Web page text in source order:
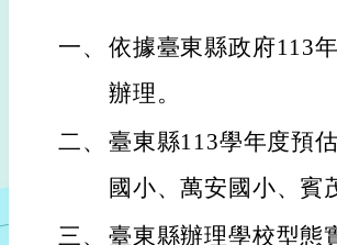
一、 依據臺東縣政府113
辦理。
二、 臺東縣113學年度預
國小、萬安國小、賓
三、 臺東縣辦理學校型態